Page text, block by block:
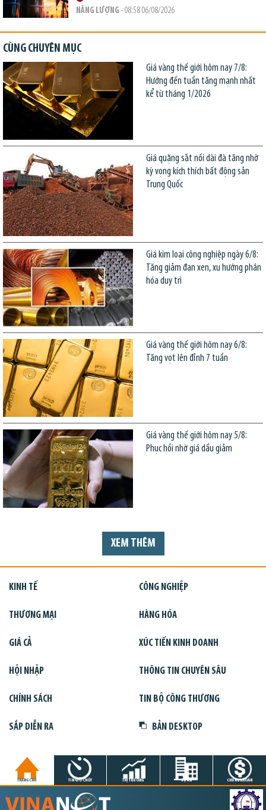
NĂNG LƯỢNG - 08:58 06/08/2026
CÙNG CHUYÊN MỤC
Giá vàng thế giới hôm nay 7/8:
Hướng đến tuần tăng mạnh nhất
kể từ tháng 1/2026
Giá quặng sắt nối dài đà tăng nhờ
kỳ vọng kích thích bất động sản
Trung Quốc
Giá kim loại công nghiệp ngày 6/8:
Tăng giảm đan xen, xu hướng phân
hóa duy trì
Giá vàng thế giới hôm nay 6/8:
Tăng vọt lên đỉnh 7 tuần
Giá vàng thế giới hôm nay 5/8:
Phục hồi nhờ giá dầu giảm
XEM THÊM
KINH TẾ CÔNG NGHIỆP
THƯƠNG MẠI HÀNG HÓA
GIÁ CẢ XÚC TIẾN KINH DOANH
HỘI NHẬP THÔNG TIN CHUYÊN SÂU
CHÍNH SÁCH TIN BỘ CÔNG THƯƠNG
SẮP DIỄN RA BẢN DESKTOP
TRANG CHỦ TIN GIỜ CHÓT THỊ TRƯỜNG DỰ ÁN CHỨNG KHOÁN